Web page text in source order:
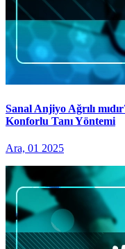
Sanal Anjiyo Ağrılı
Konforlu Tanı Yöntemi
Ara, 01 2025